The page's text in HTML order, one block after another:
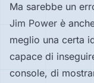
Ma sarebbe un
Jim Power è
meglio una certa
capace di
console, di